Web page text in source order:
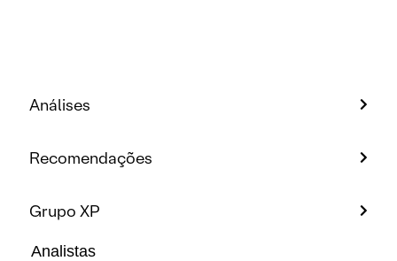
Análises
Recomendações
Grupo XP
Analistas